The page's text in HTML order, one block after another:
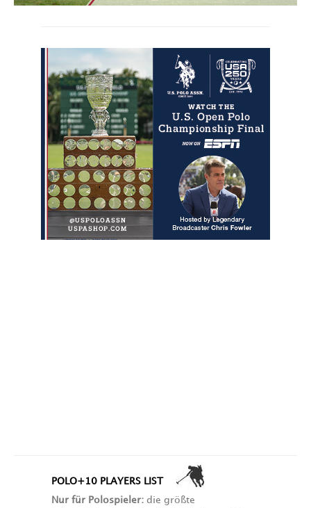
POLO+10 PLAYERS LIST
Nur für Polospieler: die größte